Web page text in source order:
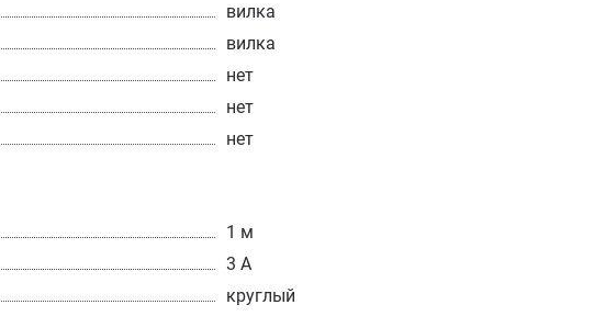
вилка
вилка
нет
нет
нет
1 м
3 А
круглый